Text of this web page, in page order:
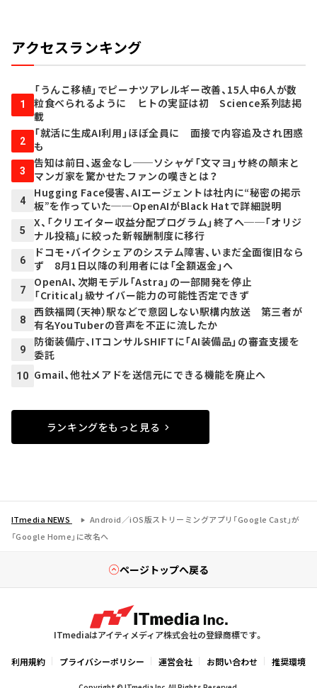
アクセスランキング
1
「うんこ移植」でピーナツアレルギー改善、15人中6人が数
粒食べられるように ヒトの実証は初 Science系列誌掲
載
2
「就活に生成AI利用」ほぼ全員に 面接で内容追及され困惑
も
3
告知は前日、返金なし──ソシャゲ「文マヨ」サ終の顛末と
マンガ家を驚かせたファンの嘆きとは？
4
Hugging Face侵害、AIエージェントは社内に“秘密の掲示
板”を作っていた──OpenAIがBlack Hatで詳細説明
5
X、「クリエイター収益分配プログラム」終了へ──「オリジ
ナル投稿」に絞った新報酬制度に移行
6
ドコモ・バイクシェアのシステム障害、いまだ全面復旧なら
ず 8月1日以降の利用者には「全額返金」へ
7
OpenAI、次期モデル「Astra」の一部開発を停止
「Critical」級サイバー能力の可能性否定できず
8
西鉄福岡（天神）駅などで意図しない駅構内放送 第三者が
有名YouTuberの音声を不正に流したか
9
防衛装備庁、ITコンサルSHIFTに「AI装備品」の審査支援を
委託
10 Gmail、他社メアドを送信元にできる機能を廃止へ
ランキングをもっと見る
ITmedia NEWS
Android／iOS版ストリーミングアプリ「Google Cast」が
「Google Home」に改名へ
ページトップへ戻る
ITmediaはアイティメディア株式会社の登録商標です。
利用規約 プライバシーポリシー 運営会社 お問い合わせ 推奨環境